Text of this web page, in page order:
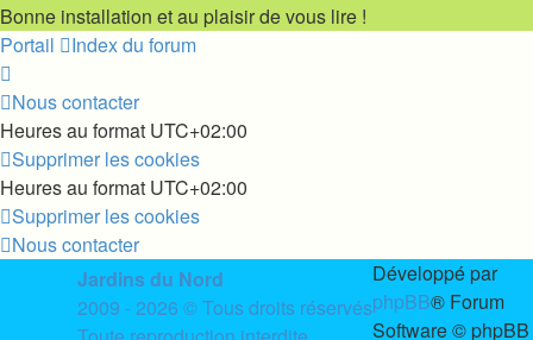
Bonne installation et au plaisir de vous lire !
Portail
Index du forum
Nous contacter
Heures au format UTC+02:00
Supprimer les cookies
Heures au format UTC+02:00
Supprimer les cookies
Nous contacter
Jardins du Nord
2009 - 2026 © Tous droits réservés
Développé par
phpBB® Forum
Software © phpBB